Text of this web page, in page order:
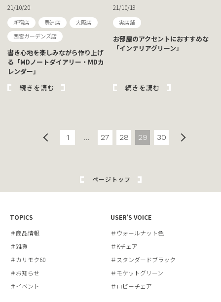
21/10/20
新宿店 豊洲店
大阪店
西宮ガーデンズ店
書き心地を楽しみながら作り上げ
る「MDノートダイアリー・MDカ
レンダー」
続きを読む
21/10/19
実店舗
お部屋のアクセントにおすすめな
「インテリアグリーン」
続きを読む
1 … 27 28 29 30
ページトップ
TOPICS
＃商品情報
＃雑貨
＃カリモク60
＃お知らせ
＃イベント
USER’S VOICE
＃ウォールナット色
＃Kチェア
＃スタンダードブラック
＃モケットグリーン
＃ロビーチェア